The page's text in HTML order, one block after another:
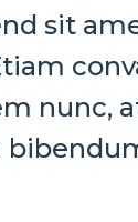
sit
nunc,